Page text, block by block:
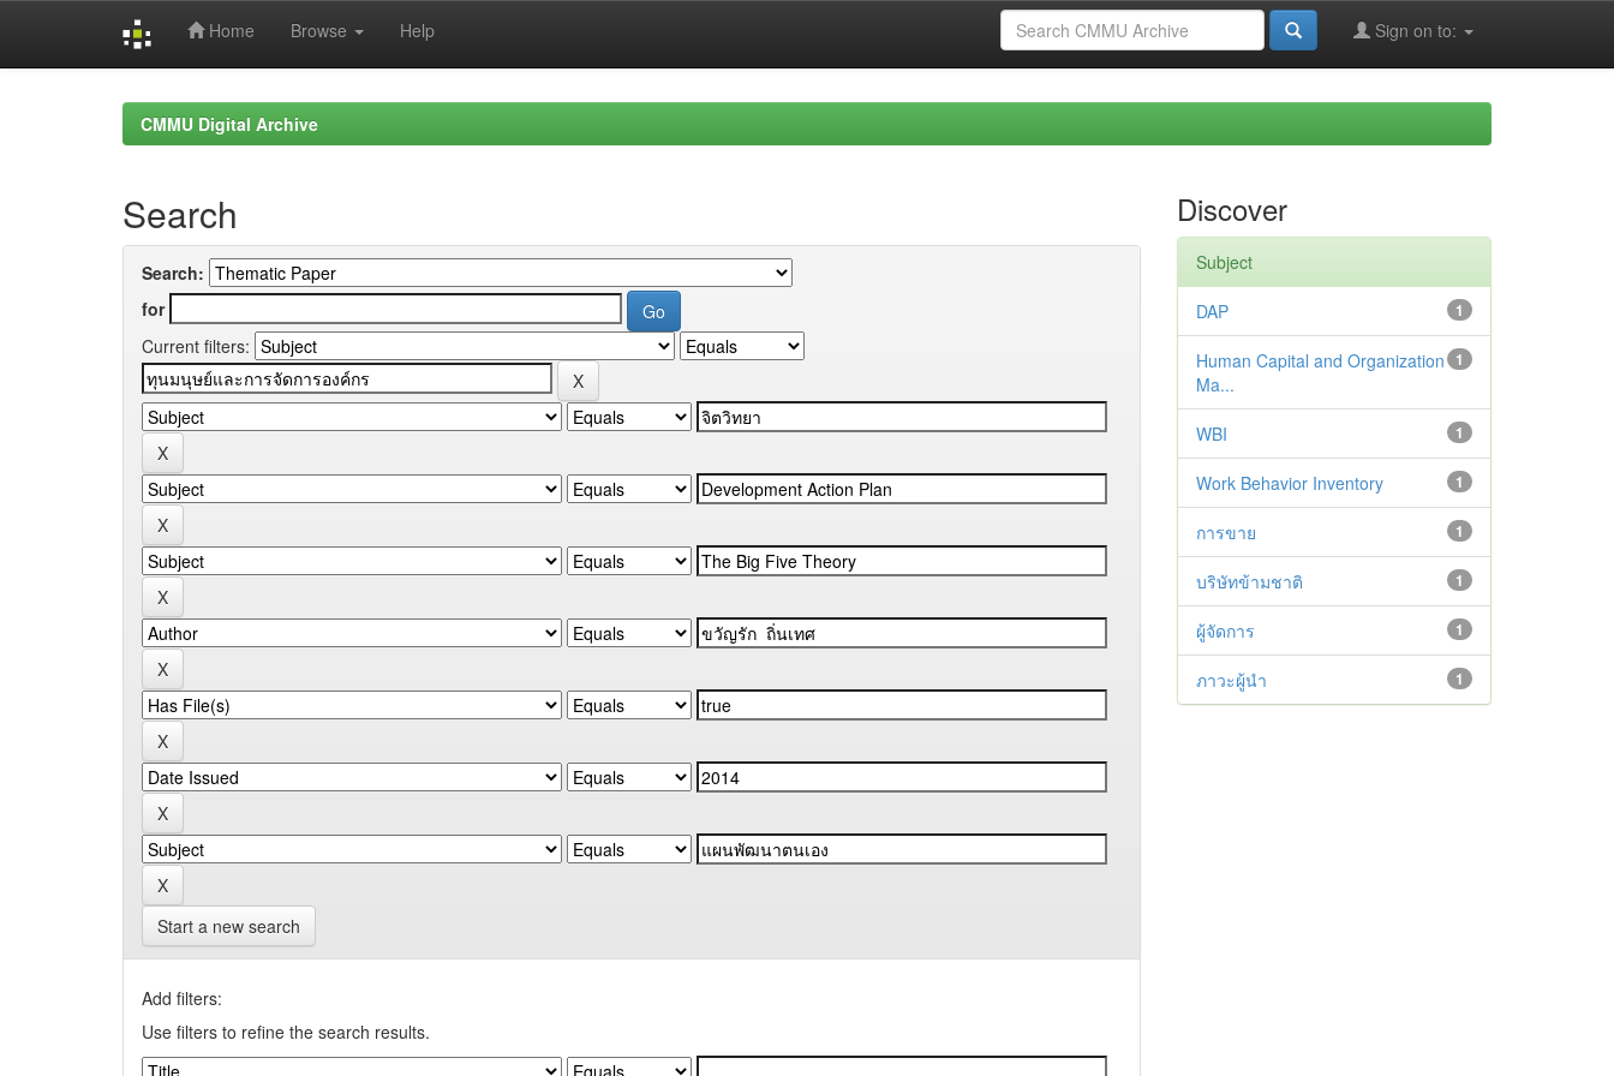
Home Browse Help Sign on to:
CMMU Digital Archive
Search
Search:
for
Current filters:
Start a new search
Add filters:
Use filters to refine the search results.
Discover
Subject
1
DAP
1
Human Capital and Organization
Ma...
1
WBI
1
Work Behavior Inventory
1
การขาย
1
บริษัทข้ามชาติ
1
ผู้จัดการ
1
ภาวะผู้นำ